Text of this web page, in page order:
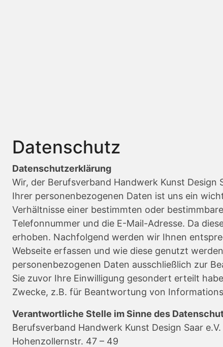
Datenschutz
Datenschutzerklärung
Wir, der Berufsverband Handwerk Kunst Design
Ihrer personenbezogenen Daten ist uns ein
Verhältnisse einer bestimmten oder
Telefonnummer und die E-Mail-Adresse. Da
erhoben. Nachfolgend werden wir Ihnen
Webseite erfassen und wie diese genutzt
personenbezogenen Daten ausschließlich zur
Sie zuvor Ihre Einwilligung gesondert erteilt
Zwecke, z.B. für Beantwortung von
Verantwortliche Stelle im Sinne des
Berufsverband Handwerk Kunst Design Saar e.V.
Hohenzollernstr. 47 – 49